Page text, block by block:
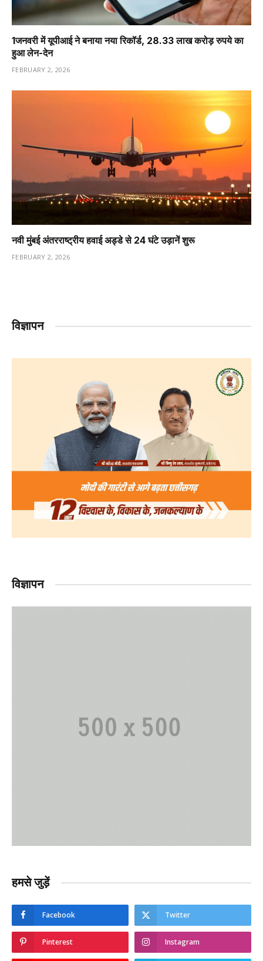
1️जनवरी में यूपीआई ने बनाया नया रिकॉर्ड, 28.33 लाख करोड़ रुपये का
हुआ लेन-देन
FEBRUARY 2, 2026
नवी मुंबई अंतरराष्ट्रीय हवाई अड्डे से 24 घंटे उड़ानें शुरू
FEBRUARY 2, 2026
विज्ञापन
विज्ञापन
हमसे जुड़ें
Facebook Twitter
Pinterest Instagram